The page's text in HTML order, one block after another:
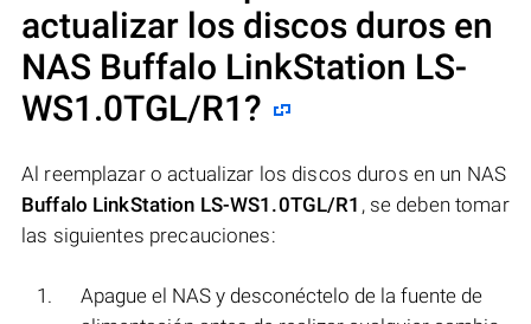
actualizar los discos duros en
NAS Buffalo LinkStation LS-
WS1.0TGL/R1?
Al reemplazar o actualizar los discos duros en un NAS
Buffalo LinkStation LS-WS1.0TGL/R1 , se deben tomar
las siguientes precauciones:
Apague el NAS y desconéctelo de la fuente de